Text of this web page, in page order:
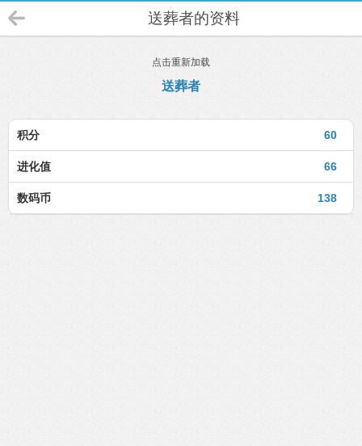
送葬者的资料
点击重新加载
送葬者
60
积分
66
进化值
138
数码币